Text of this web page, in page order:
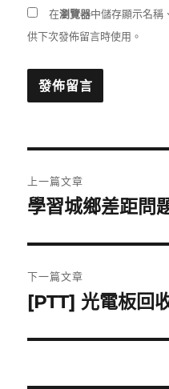
在瀏覽器中儲存顯示名稱
供下次發佈留言時使用。
章
覽
上一篇文章
上
篇
文
章:
學習城鄉差距問
下一篇文章
下
篇
[PTT] 光電板回